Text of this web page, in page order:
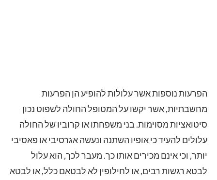
הפרעות נוספות אשר עלולות להופיע הן הפרעות
מחשבתיות, אשר יקשו על המטופל החולה לשפוט נכון
סיטואציות מסוימות. בני משפחתו או קרוביו של החולה
עלולים להעיד כי אופיו השתנה ונעשה אגרסיבי או פאסיבי
יותר, וכי אינם מכירים אותו כך. מעבר לכך, הוא עלול
לבטא רגשות רבים, או לחילופין לא לבטאם כלל, או לבטא